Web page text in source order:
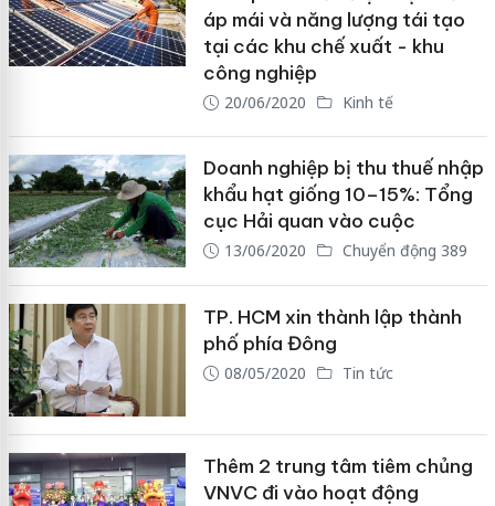
áp mái và năng lượng tái tạo
tại các khu chế xuất - khu
công nghiệp
20/06/2020 Kinh tế
Doanh nghiệp bị thu thuế nhập
khẩu hạt giống 10–15%: Tổng
cục Hải quan vào cuộc
13/06/2020 Chuyển động 389
TP. HCM xin thành lập thành
phố phía Đông
08/05/2020 Tin tức
Thêm 2 trung tâm tiêm chủng
VNVC đi vào hoạt động